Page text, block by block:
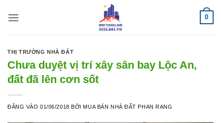
qua
0
THỊ TRƯỜNG NHÀ ĐẤT
Chưa duyệt vị trí xây sân bay Lộc An,
đất đã lên cơn sốt
ĐĂNG VÀO01/06/2018 BỞI MUA BÁN NHÀ ĐẤT PHAN RANG